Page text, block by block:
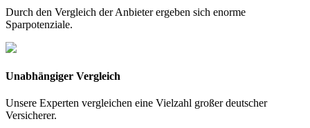
Durch den Vergleich der Anbieter ergeben sich enorme
Sparpotenziale.
Unabhängiger Vergleich
Unsere Experten vergleichen eine Vielzahl großer deutscher
Versicherer.